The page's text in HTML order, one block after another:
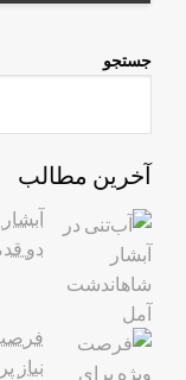
جستجو
آخرین مطالب
دو
فرصت
نیاز